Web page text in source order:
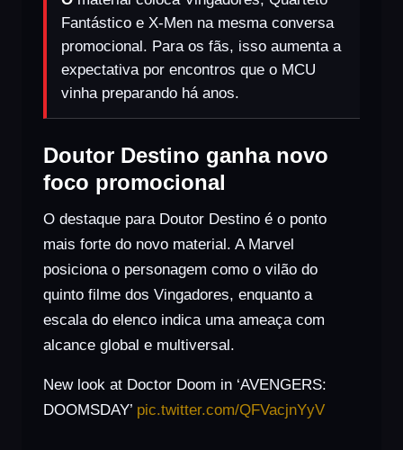
Fantástico e X-Men na mesma conversa
promocional. Para os fãs, isso aumenta a
expectativa por encontros que o MCU
vinha preparando há anos.
Doutor Destino ganha novo
foco promocional
O destaque para Doutor Destino é o ponto
mais forte do novo material. A Marvel
posiciona o personagem como o vilão do
quinto filme dos Vingadores, enquanto a
escala do elenco indica uma ameaça com
alcance global e multiversal.
New look at Doctor Doom in ‘AVENGERS:
DOOMSDAY’ pic.twitter.com/QFVacjnYyV